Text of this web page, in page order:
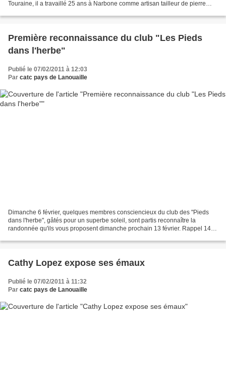
Touraine, il a travaillé 25 ans à Narbone comme artisan tailleur de pierre
Première reconnaissance du club "Les Pieds
dans l'herbe"
Publié le 07/02/2011 à 12:03
Par catc pays de Lanouaille
Dimanche 6 février, quelques membres consciencieux du club des "Pieds
dans l'herbe", gâtés pour un superbe soleil, sont partis reconnaître la
randonnée qu'ils vous proposent dimanche prochain 13 février. Rappel 14 h
Cathy Lopez expose ses émaux
Publié le 07/02/2011 à 11:32
Par catc pays de Lanouaille